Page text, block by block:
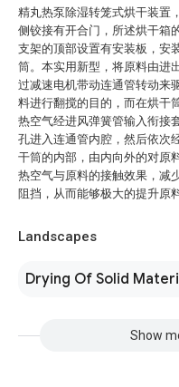
精丸热泵除湿转笼式烘干装置
侧铰接有开合门，所述烘干箱
支架的顶部设置有安装板，安
筒。本实用新型，将原料由进
过减速电机带动连通管转动来
料进行翻搅的目的，而在烘干
热空气经进风弹簧管输入衔接
孔进入连通管内腔，然后依次
干筒的内部，由内向外的对原
热空气与原料的接触效果，减
阻挡，从而能够极大的提升原
Landscapes
Drying Of Solid
Show